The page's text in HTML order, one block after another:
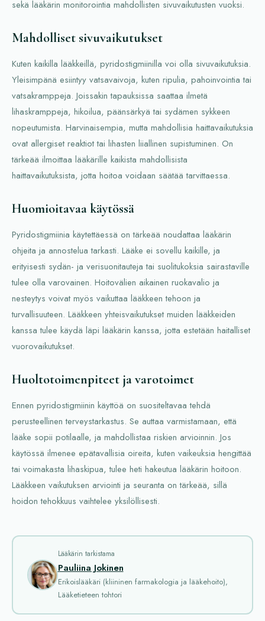
sekä lääkärin monitorointia mahdollisten sivuvaikutusten vuoksi.
Mahdolliset sivuvaikutukset
Kuten kaikilla lääkkeillä, pyridostigmiinilla voi olla sivuvaikutuksia.
Yleisimpänä esiintyy vatsavaivoja, kuten ripulia, pahoinvointia tai
vatsakramppeja. Joissakin tapauksissa saattaa ilmetä
lihaskramppeja, hikoilua, päänsärkyä tai sydämen sykkeen
nopeutumista. Harvinaisempia, mutta mahdollisia haittavaikutuksia
ovat allergiset reaktiot tai lihasten liiallinen supistuminen. On
tärkeää ilmoittaa lääkärille kaikista mahdollisista
haittavaikutuksista, jotta hoitoa voidaan säätää tarvittaessa.
Huomioitavaa käytössä
Pyridostigmiinia käytettäessä on tärkeää noudattaa lääkärin
ohjeita ja annostelua tarkasti. Lääke ei sovellu kaikille, ja
erityisesti sydän- ja verisuonitauteja tai suolitukoksia sairastaville
tulee olla varovainen. Hoitovälien aikainen ruokavalio ja
nesteytys voivat myös vaikuttaa lääkkeen tehoon ja
turvallisuuteen. Lääkkeen yhteisvaikutukset muiden lääkkeiden
kanssa tulee käydä läpi lääkärin kanssa, jotta estetään haitalliset
vuorovaikutukset.
Huoltotoimenpiteet ja varotoimet
Ennen pyridostigmiinin käyttöä on suositeltavaa tehdä
perusteellinen terveystarkastus. Se auttaa varmistamaan, että
lääke sopii potilaalle, ja mahdollistaa riskien arvioinnin. Jos
käytössä ilmenee epätavallisia oireita, kuten vaikeuksia hengittää
tai voimakasta lihaskipua, tulee heti hakeutua lääkärin hoitoon.
Lääkkeen vaikutuksen arviointi ja seuranta on tärkeää, sillä
hoidon tehokkuus vaihtelee yksilöllisesti.
Lääkärin tarkistama
Pauliina Jokinen
Erikoislääkäri (kliininen farmakologia ja lääkehoito),
Lääketieteen tohtori